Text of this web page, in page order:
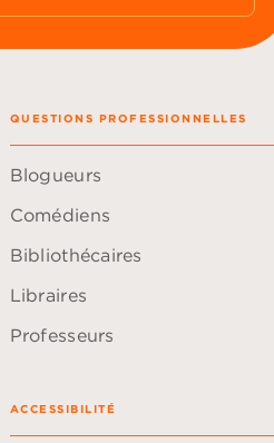
QUESTIONS PROFESSIONNELLES
Blogueurs
Comédiens
Bibliothécaires
Libraires
Professeurs
ACCESSIBILITÉ